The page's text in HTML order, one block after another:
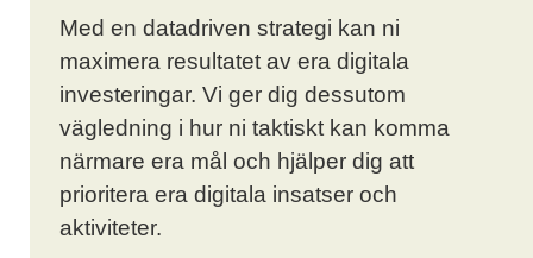
Med en datadriven strategi kan ni
maximera resultatet av era digitala
investeringar. Vi ger dig dessutom
vägledning i hur ni taktiskt kan komma
närmare era mål och hjälper dig att
prioritera era digitala insatser och
aktiviteter.